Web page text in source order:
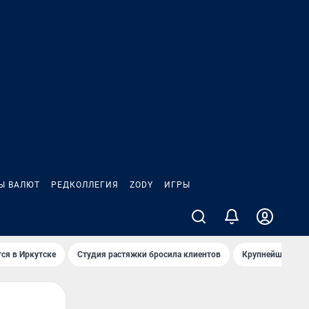
ВАЛЮТ РЕДКОЛЛЕГИЯ ZODY ИГРЫ
в Иркутске Студия растяжки бросила клиентов Крупнейшие